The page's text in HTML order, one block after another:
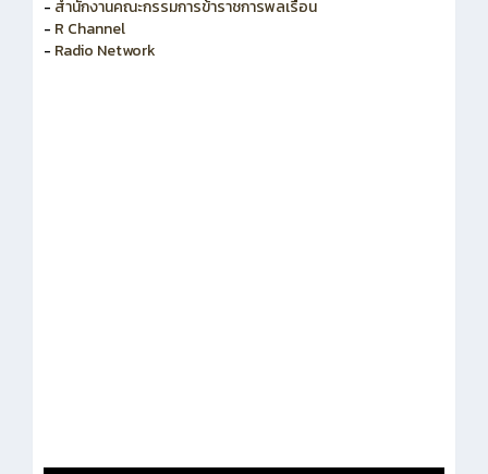
- สำนักงานคณะกรรมการข้าราชการพลเรือน
- R Channel
- Radio Network